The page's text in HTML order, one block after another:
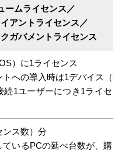
ームライセンス／
アントライセンス／
ガバメントライセンス
）に1ライセンス
への導入時は1デバイス（端
1ユーザーにつき1ライセン
ンス数）分
ているPCの延べ台数が、購入